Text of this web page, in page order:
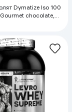
Dymatize Iso 100
chocolate,